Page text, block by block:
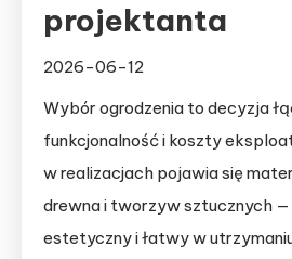
projektanta
2026-06-12
Wybór ogrodzenia to decyzja
funkcjonalność i koszty
w realizacjach pojawia się
drewna i tworzyw sztucznych
estetyczny i łatwy w